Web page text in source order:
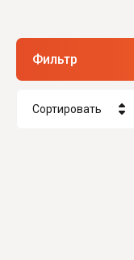
Фильтр
Сортировать